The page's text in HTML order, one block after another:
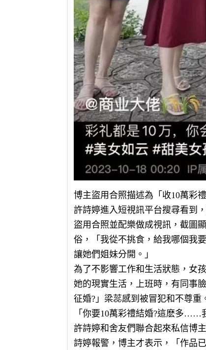
博主盜用合照描述為「收10萬彩
許詩婷進入短視訊平台搜尋看到
盜用合照並配樂做成視訊，截圖
俗，「我從不挑食，給我哪個我
讓她們姐妹分開。」
為了不影響工作和生活狀態，女
她的現實生活，上班時，有同事
征婚?」梁蕊感到被冒犯和不尊重
「你要10萬彩禮結婚?這麽多……
許詩婷和舍友們聯合起來私信博
詩婷報警，博主才表示，「作品